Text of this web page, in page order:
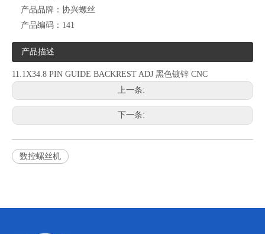
产品品牌： 协兴螺丝
产品编码： 141
产品描述
11.1X34.8 PIN GUIDE BACKREST ADJ 黑色镀锌 CNC
上一条:
下一条:
数控螺丝机